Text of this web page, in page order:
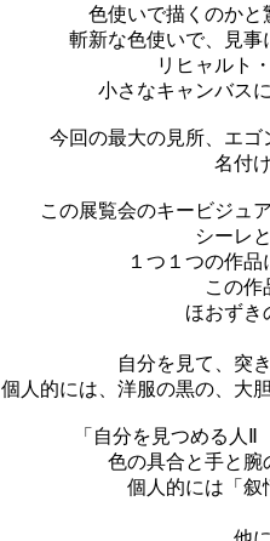
色使いで描くのかと
斬新な色使いで、見
リヒャルト
小さなキャンバス
今回の最大の見所、エ
名付
この展覧会のキービジュ
シーレ
１つ１つの作
この作
ほおずき
自分を見て、突
個人的には、洋服の黒の、大
「自分を見つめる人
色の具合と手と腕
個人的には「叙